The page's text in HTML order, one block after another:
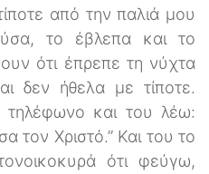
από την παλιά μου
το έβλεπα και το
ότι έπρεπε τη νύχτα
δεν ήθελα με τίποτε.
και του λέω:
τον Χριστό.” Και του το
ότι φεύγω,